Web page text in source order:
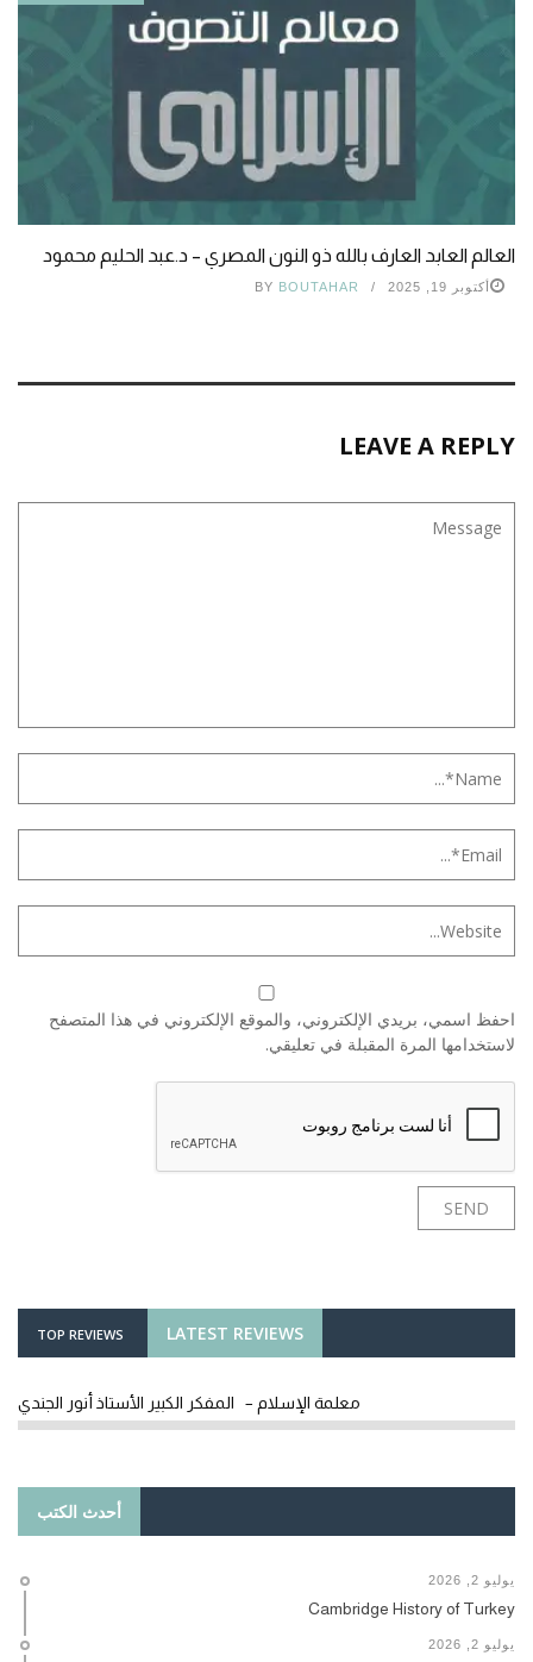
العالم العابد العارف بالله ذو النون المصري – د.عبد الحليم محمود
أكتوبر 19, 2025 BY BOUTAHAR
LEAVE A REPLY
احفظ اسمي، بريدي الإلكتروني، والموقع الإلكتروني في هذا المتصفح
لاستخدامها المرة المقبلة في تعليقي.
LATEST REVIEWS
TOP REVIEWS
معلمة الإسلام – المفكر الكبير الأستاذ أنور الجندي
أحدث الكتب
يوليو 2, 2026
Cambridge History of Turkey
يوليو 2, 2026